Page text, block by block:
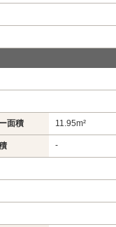
面積 11.95m²
-